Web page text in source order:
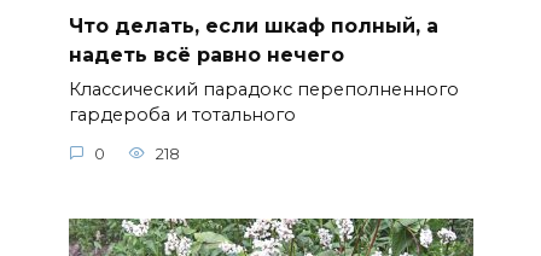
Что делать, если шкаф полный, а
надеть всё равно нечего
Классический парадокс переполненного
гардероба и тотального
0 218